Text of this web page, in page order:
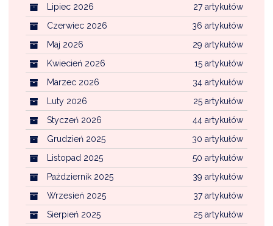
27 artykułów
Lipiec 2026
36 artykułów
Czerwiec 2026
29 artykułów
Maj 2026
15 artykułów
Kwiecień 2026
34 artykułów
Marzec 2026
25 artykułów
Luty 2026
44 artykułów
Styczeń 2026
30 artykułów
Grudzień 2025
50 artykułów
Listopad 2025
39 artykułów
Październik 2025
37 artykułów
Wrzesień 2025
25 artykułów
Sierpień 2025